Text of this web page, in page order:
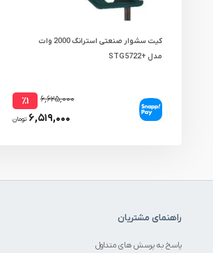
کیت سشوار صنعتی استرانگ 2000 وات
مدل +STG5722
۶,۶۲۵,۰۰۰ ٪۱
۶,۵۱۹,۰۰۰ تومان
راهنمای مشتریان
پاسخ به پرسش های متداول